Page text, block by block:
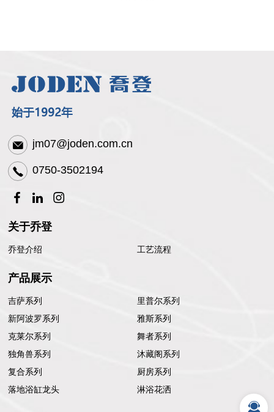
jm07@joden.com.cn
0750-3502194
关于乔登
乔登介绍 工艺流程
产品展示
吉萨系列
里普尔系列
新阿波罗系列
雅斯系列
克莱尔系列
舞者系列
独角兽系列
沐藏阁系列
复合系列
厨房系列
落地浴缸龙头
淋浴花洒